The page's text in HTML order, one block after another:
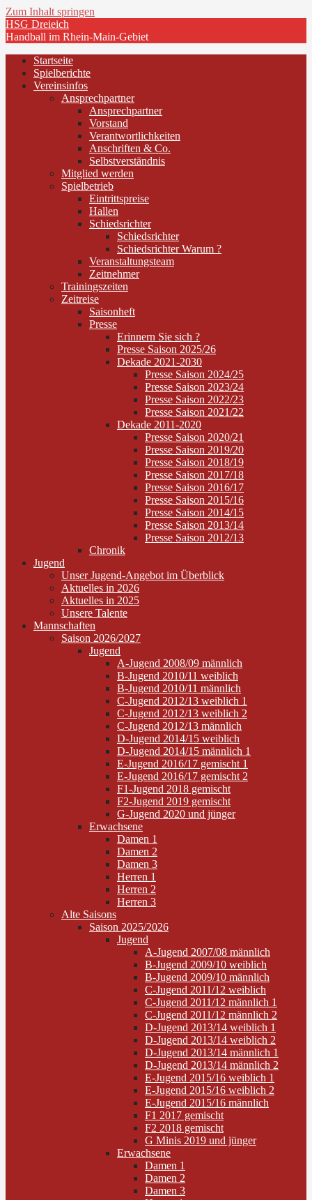
Zum Inhalt springen
HSG Dreieich
Handball im Rhein-Main-Gebiet
Startseite
Spielberichte
Vereinsinfos
Ansprechpartner
Ansprechpartner
Vorstand
Verantwortlichkeiten
Anschriften & Co.
Selbstverständnis
Mitglied werden
Spielbetrieb
Eintrittspreise
Hallen
Schiedsrichter
Schiedsrichter
Schiedsrichter Warum ?
Veranstaltungsteam
Zeitnehmer
Trainingszeiten
Zeitreise
Saisonheft
Presse
Erinnern Sie sich ?
Presse Saison 2025/26
Dekade 2021-2030
Presse Saison 2024/25
Presse Saison 2023/24
Presse Saison 2022/23
Presse Saison 2021/22
Dekade 2011-2020
Presse Saison 2020/21
Presse Saison 2019/20
Presse Saison 2018/19
Presse Saison 2017/18
Presse Saison 2016/17
Presse Saison 2015/16
Presse Saison 2014/15
Presse Saison 2013/14
Presse Saison 2012/13
Chronik
Jugend
Unser Jugend-Angebot im Überblick
Aktuelles in 2026
Aktuelles in 2025
Unsere Talente
Mannschaften
Saison 2026/2027
Jugend
A-Jugend 2008/09 männlich
B-Jugend 2010/11 weiblich
B-Jugend 2010/11 männlich
C-Jugend 2012/13 weiblich 1
C-Jugend 2012/13 weiblich 2
C-Jugend 2012/13 männlich
D-Jugend 2014/15 weiblich
D-Jugend 2014/15 männlich 1
E-Jugend 2016/17 gemischt 1
E-Jugend 2016/17 gemischt 2
F1-Jugend 2018 gemischt
F2-Jugend 2019 gemischt
G-Jugend 2020 und jünger
Erwachsene
Damen 1
Damen 2
Damen 3
Herren 1
Herren 2
Herren 3
Alte Saisons
Saison 2025/2026
Jugend
A-Jugend 2007/08 männlich
B-Jugend 2009/10 weiblich
B-Jugend 2009/10 männlich
C-Jugend 2011/12 weiblich
C-Jugend 2011/12 männlich 1
C-Jugend 2011/12 männlich 2
D-Jugend 2013/14 weiblich 1
D-Jugend 2013/14 weiblich 2
D-Jugend 2013/14 männlich 1
D-Jugend 2013/14 männlich 2
E-Jugend 2015/16 weiblich 1
E-Jugend 2015/16 weiblich 2
E-Jugend 2015/16 männlich
F1 2017 gemischt
F2 2018 gemischt
G Minis 2019 und jünger
Erwachsene
Damen 1
Damen 2
Damen 3